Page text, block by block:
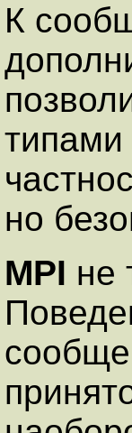
К
типами
но
MPI не